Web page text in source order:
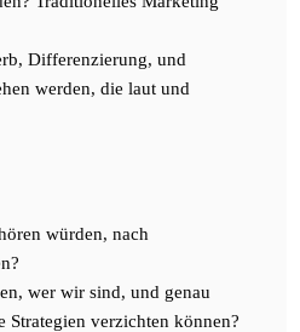
Differenzierung, und
werden, die laut und
würden, nach
wer wir sind, und genau
Strategien verzichten können?